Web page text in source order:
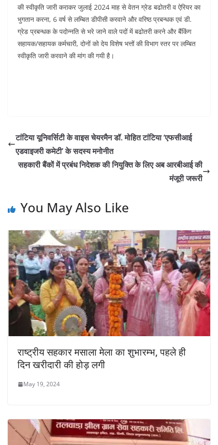
की स्वीकृति जारी कराकर जुलाई 2024 माह से वेतन ग्रेड बढोतरी व ऐरियर का
भुगतान करना, 6 वर्ष से लम्बित डीपीसी करवाने और वरिष्ठ प्रबन्धक एवं डी.
ग्रेड प्रबन्धक के पदोन्नति से भरे जाने वाले पदों में बढोतरी करने और बैंकिंग
सहायक/सहायक कर्मचारी, दोनों को देय विशेष भत्तों की विभाग स्तर पर लम्बित
स्वीकृति जारी करवाने की मांग की गयी है।
टांटिया यूनिवर्सिटी के वाइस चेयरमैन डॉ. मोहित टांटिया ‘एफसीआई
एडवाइजरी कमेटी’ के सदस्य मनोनीत
सहकारी बैंकों में प्रबंध निदेशक की नियुक्ति के लिए अब आरबीआई की
मंजूरी जरूरी
You May Also Like
राष्ट्रीय सहकार मसाला मेला का शुभारम्भ, पहले ही
दिन खरीदारी की होड़ लगी
May 19, 2024